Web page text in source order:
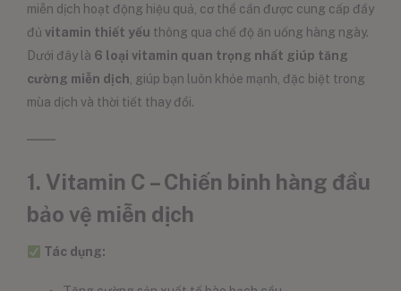
miễn dịch hoạt động hiệu quả, cơ thể cần được cung cấp đầy
đủ vitamin thiết yếu thông qua chế độ ăn uống hàng ngày.
Dưới đây là 6 loại vitamin quan trọng nhất giúp tăng
cường miễn dịch , giúp bạn luôn khỏe mạnh, đặc biệt trong
mùa dịch và thời tiết thay đổi.
1. Vitamin C – Chiến binh hàng đầu
bảo vệ miễn dịch
Tác dụng: